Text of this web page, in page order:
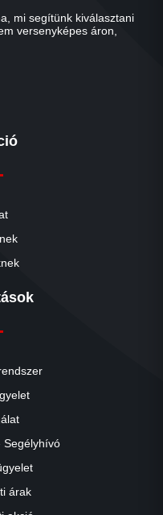
mi segítünk kiválasztani
versenyképes áron,
Segélyhívó
árak